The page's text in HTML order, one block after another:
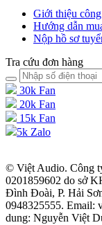
Giới thiệu
Hướng dẫn
Nộp hồ sơ
Tra cứu đơn hàng
30k Fan
20k Fan
15k Fan
5k Zalo
© Việt Audio. Công
0201859602 do sở
Đình Đoài, P. Hải
0948325555. Email:
dung: Nguyễn Việt